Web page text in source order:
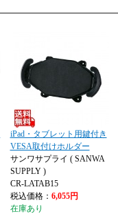
iPad・タブレット用鍵付き
VESA取付けホルダー
サンワサプライ ( SANWA
SUPPLY )
CR-LATAB15
税込価格： 6,055円
在庫あり